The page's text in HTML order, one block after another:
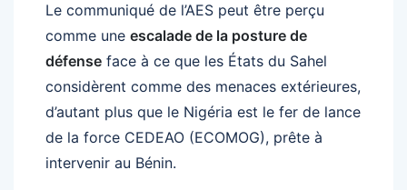
Le communiqué de l’AES peut être perçu
comme une escalade de la posture de
défense face à ce que les États du Sahel
considèrent comme des menaces extérieures,
d’autant plus que le Nigéria est le fer de lance
de la force CEDEAO (ECOMOG), prête à
intervenir au Bénin.